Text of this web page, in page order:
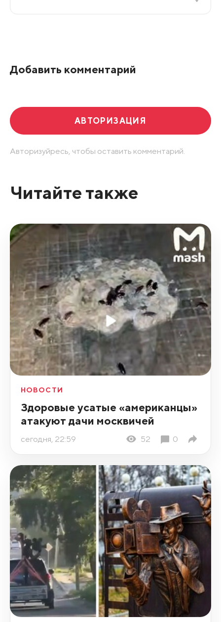
Добавить комментарий
АВТОРИЗАЦИЯ
Авторизуйресь, чтобы оставить комментарий.
Читайте также
НОВОСТИ
Здоровые усатые «американцы»
атакуют дачи москвичей
сегодня, 22:59 52 0